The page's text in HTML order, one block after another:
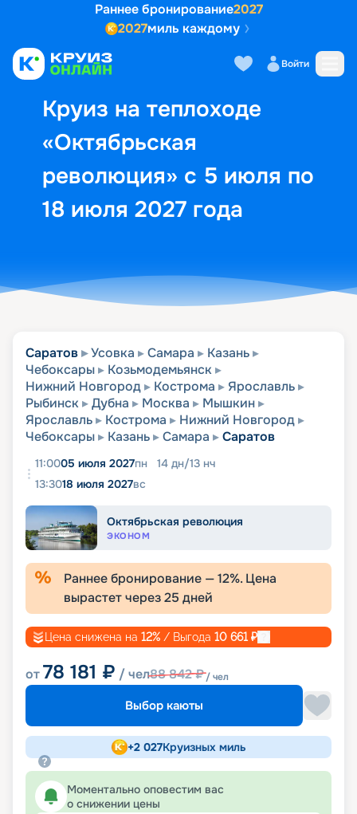
Раннее бронирование2027
2027миль каждому
Войти
Круиз на теплоходе
«Октябрьская
революция» с 5 июля по
18 июля 2027 года
Выбор кают Маршрут и
Саратов Усовка Самара
Казань
Чебоксары
Козьмодемьянск
Нижний Новгород
Кострома
Ярославль
Рыбинск
Дубна Москва
Мышкин
Ярославль
Кострома
Нижний Новгород
Чебоксары
Казань Самара Саратов
11:0005 июля 2027пн 14 дн/13 нч
13:3018 июля 2027вс
Октябрьская революция
ЭКОНОМ
Раннее бронирование —12%. Цена
вырастет через25 дней
Цена снижена на 12% / Выгода 10 661₽
от78 181 ₽ / чел88 842₽/ чел
Выбор каюты
+2 027Круизных миль
Моментально оповестим вас
о снижении цены